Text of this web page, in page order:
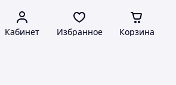
Кабинет Избранное Корзина